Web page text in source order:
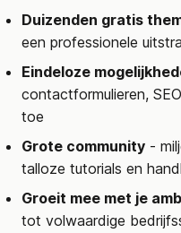
Duizenden gratis
een professionele
Eindeloze
contactformulieren,
toe
Grote community -
talloze tutorials en
Groeit mee met je
tot volwaardige